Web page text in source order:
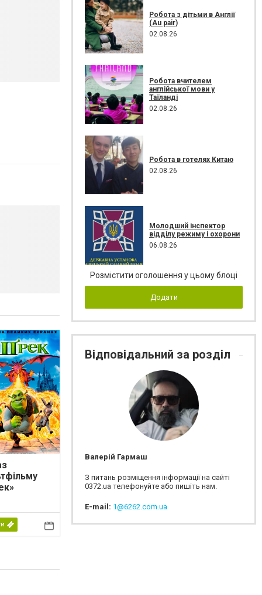
Робота з дітьми в Англії
(Au pair)
02.08.26
Робота вчителем
англійської мови у
Таїланді
02.08.26
Робота в готелях Китаю
02.08.26
Молодший інспектор
відділу режиму і охорони
06.08.26
Розмістити оголошення у цьому блоці
Додати
Відповідальний за розділ
Валерій Гармаш
З питань розміщення інформації на сайті
0372.ua телефонуйте або пишіть нам.
E-mail: 1@6262.com.ua